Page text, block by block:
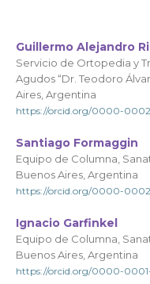
Guillermo Alejandro
Servicio de Ortopedia y
Agudos “Dr. Teodoro
Aires, Argentina
https://orcid.org/0000-
Santiago Formaggin
Equipo de Columna,
Buenos Aires, Argentina
https://orcid.org/0000-
Ignacio Garfinkel
Equipo de Columna,
Buenos Aires, Argentina
https://orcid.org/0000-